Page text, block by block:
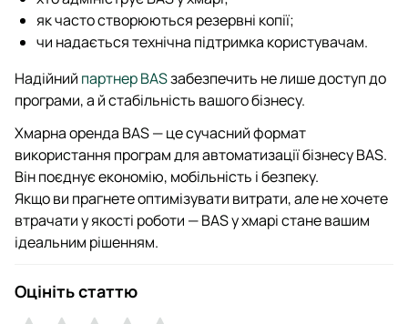
як часто створюються резервні копії;
чи надається технічна підтримка користувачам.
Надійний партнер BASзабезпечить не лише доступ до
програми, а й стабільність вашого бізнесу.
Хмарна оренда BAS — це сучасний формат
використання програм для автоматизації бізнесу BAS.
Він поєднує економію, мобільність і безпеку.
Якщо ви прагнете оптимізувати витрати, але не хочете
втрачати у якості роботи — BAS у хмарі стане вашим
ідеальним рішенням.
Оцініть статтю